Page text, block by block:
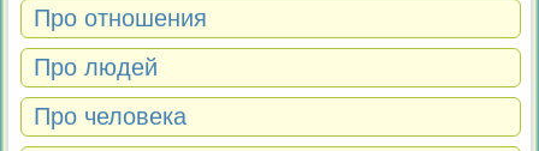
Про отношения
Про людей
Про человека